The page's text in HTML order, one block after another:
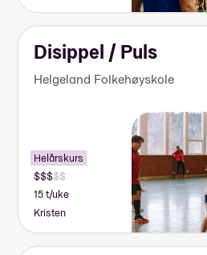
Disippel / Puls
Helgeland Folkehøyskole
Helårskurs
15 t/uke
Kristen